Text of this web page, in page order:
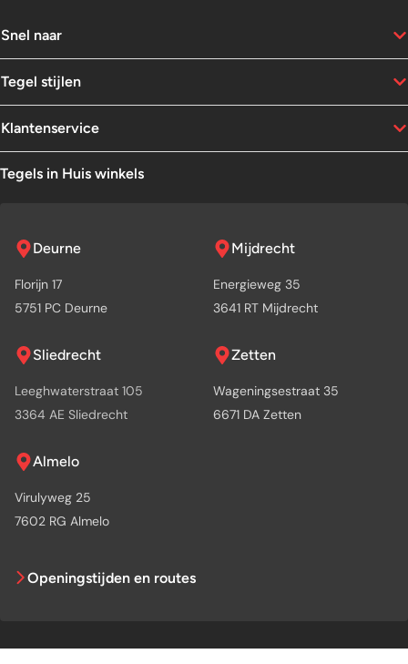
Snel naar
Tegel stijlen
Klantenservice
Tegels in Huis winkels
Deurne
Florijn 17
5751 PC Deurne
Mijdrecht
Energieweg 35
3641 RT Mijdrecht
Sliedrecht
Leeghwaterstraat 105
3364 AE Sliedrecht
Zetten
Wageningsestraat 35
6671 DA Zetten
Almelo
Virulyweg 25
7602 RG Almelo
Openingstijden en routes